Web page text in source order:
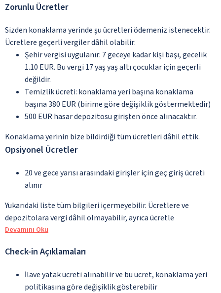
Zorunlu Ücretler
Sizden konaklama yerinde şu ücretleri ödemeniz istenecektir.
Ücretlere geçerli vergiler dâhil olabilir:
Şehir vergisi uygulanır: 7 geceye kadar kişi başı, gecelik
1.10 EUR. Bu vergi 17 yaş yaş altı çocuklar için geçerli
değildir.
Temizlik ücreti: konaklama yeri başına konaklama
başına 380 EUR (birime göre değişiklik göstermektedir)
500 EUR hasar depozitosu girişten önce alınacaktır.
Konaklama yerinin bize bildirdiği tüm ücretleri dâhil ettik.
Opsiyonel Ücretler
20 ve gece yarısı arasındaki girişler için geç giriş ücreti
alınır
Yukarıdaki liste tüm bilgileri içermeyebilir. Ücretlere ve
depozitolara vergi dâhil olmayabilir, ayrıca ücretle
Devamını Oku
Check-in Açıklamaları
İlave yatak ücreti alınabilir ve bu ücret, konaklama yeri
politikasına göre değişiklik gösterebilir